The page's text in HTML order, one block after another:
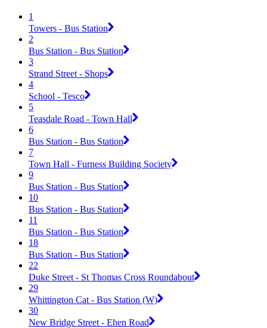
1
Towers - Bus Station
2
Bus Station - Bus Station
3
Strand Street - Shops
4
School - Tesco
5
Teasdale Road - Town Hall
6
Bus Station - Bus Station
7
Town Hall - Furness Building Society
9
Bus Station - Bus Station
10
Bus Station - Bus Station
11
Bus Station - Bus Station
18
Bus Station - Bus Station
22
Duke Street - St Thomas Cross Roundabout
29
Whittington Cat - Bus Station (W)
30
New Bridge Street - Ehen Road